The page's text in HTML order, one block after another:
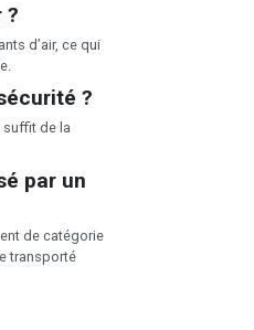
?
d’air, ce qui
?
suffit de la
par un
de catégorie
transporté